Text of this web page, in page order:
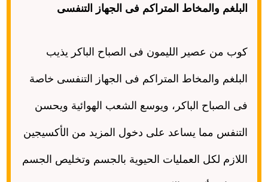
البلغم والمخاط المتراكم فى الجهاز التنفسى
كوب من عصير الليمون فى الصباح الباكر يذيب
البلغم والمخاط المتراكم فى الجهاز التنفسى خاصة
فى الصباح الباكر، ويوسع الشعب الهوائية ويحسن
التنفس مما يساعد على دخول المزيد من الأكسيجين
اللازم لكل العمليات الحيوية بالجسم وتخليص الجسم